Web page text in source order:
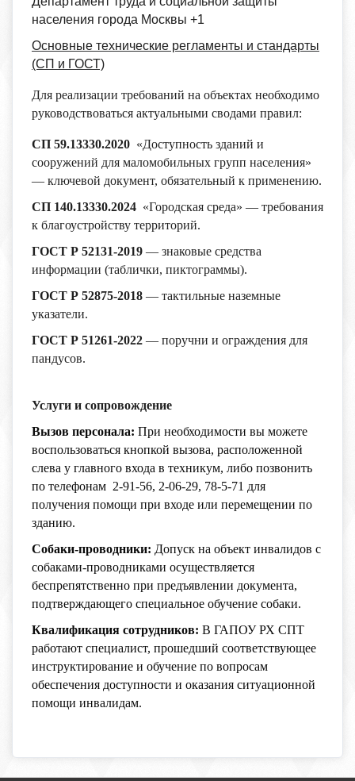
населения города Москвы +1
Основные технические регламенты и стандарты
(СП и ГОСТ)
Для реализации требований на объектах необходимо
руководствоваться актуальными сводами правил:
СП 59.13330.2020 «Доступность зданий и
сооружений для маломобильных групп населения»
— ключевой документ, обязательный к применению.
СП 140.13330.2024 «Городская среда» — требования
к благоустройству территорий.
ГОСТ Р 52131-2019 — знаковые средства
информации (таблички, пиктограммы).
ГОСТ Р 52875-2018 — тактильные наземные
указатели.
ГОСТ Р 51261-2022 — поручни и ограждения для
пандусов.
Услуги и сопровождение
Вызов персонала: При необходимости вы можете
воспользоваться кнопкой вызова, расположенной
слева у главного входа в техникум, либо позвонить
по телефонам 2-91-56, 2-06-29, 78-5-71 для
получения помощи при входе или перемещении по
зданию.
Собаки-проводники: Допуск на объект инвалидов с
собаками-проводниками осуществляется
беспрепятственно при предъявлении документа,
подтверждающего специальное обучение собаки.
Квалификация сотрудников: В ГАПОУ РХ СПТ
работают специалист, прошедший соответствующее
инструктирование и обучение по вопросам
обеспечения доступности и оказания ситуационной
помощи инвалидам.